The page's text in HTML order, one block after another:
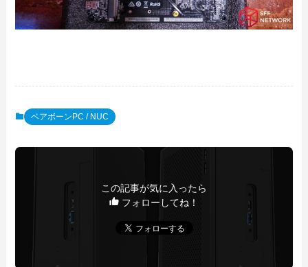
ベアボーンPC / NUC
この記事が気に入ったら
フォローしてね！